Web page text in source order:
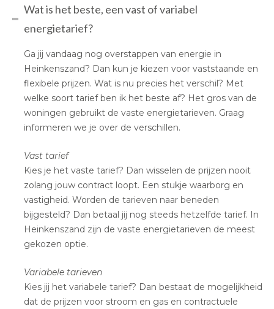
Wat is het beste, een vast of variabel
energietarief?
Ga jij vandaag nog overstappen van energie in
Heinkenszand? Dan kun je kiezen voor vaststaande en
flexibele prijzen. Wat is nu precies het verschil? Met
welke soort tarief ben ik het beste af? Het gros van de
woningen gebruikt de vaste energietarieven. Graag
informeren we je over de verschillen.
Vast tarief
Kies je het vaste tarief? Dan wisselen de prijzen nooit
zolang jouw contract loopt. Een stukje waarborg en
vastigheid. Worden de tarieven naar beneden
bijgesteld? Dan betaal jij nog steeds hetzelfde tarief. In
Heinkenszand zijn de vaste energietarieven de meest
gekozen optie.
Variabele tarieven
Kies jij het variabele tarief? Dan bestaat de mogelijkheid
dat de prijzen voor stroom en gas en contractuele